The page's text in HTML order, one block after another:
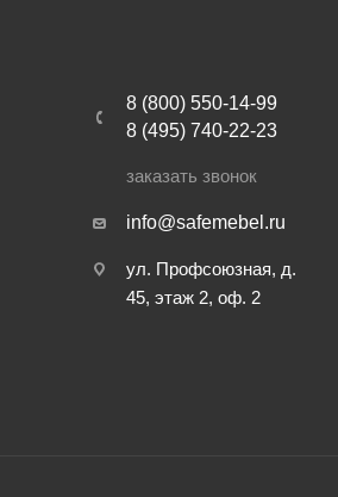
8 (800) 550-14-99
8 (495) 740-22-23
заказать звонок
info@safemebel.ru
ул. Профсоюзная, д.
45, этаж 2, оф. 2